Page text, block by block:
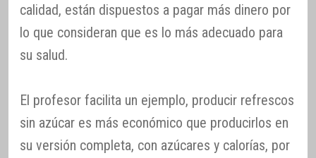
calidad, están dispuestos a pagar más dinero por
lo que consideran que es lo más adecuado para
su salud.
El profesor facilita un ejemplo, producir refrescos
sin azúcar es más económico que producirlos en
su versión completa, con azúcares y calorías, por